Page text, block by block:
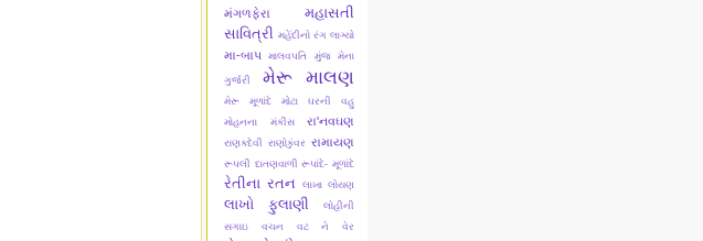
મંગળફેરા
મહાસતી
સાવિત્રી મહેંદીનો રંગ લાગ્યો
મા-બાપ માલવપતિ મુંજ મેના
ગુર્જરી મેરૂ માલણ
મેરૂ મૂળાંદે
મોટા ઘરની વહુ
મોહનના મંકીસ
રા'નવઘણ
રાણકદેવી રાણોકુંવર રામાયણ
રૂપલી દાતણવાળી રૂપાંદે- મૂળાંદે
રેતીના રતન લાખા લોયણ
લાખો ફુલાણી
લોહીની
સગાઇ
વચન વટ ને વેર